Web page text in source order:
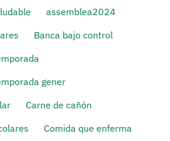
assemblea2024
Banca bajo control
gener
Carne de cañón
Comida que enferma